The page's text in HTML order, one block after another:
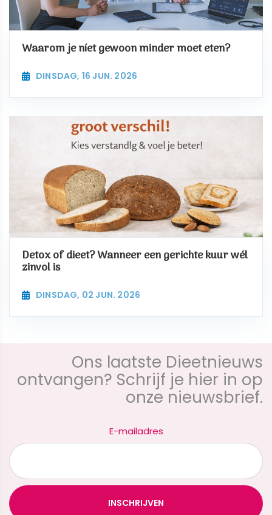
Waarom je níet gewoon minder moet eten?
DINSDAG, 16 JUN. 2026
Detox of dieet? Wanneer een gerichte kuur wél
zinvol is
DINSDAG, 02 JUN. 2026
Ons laatste Dieetnieuws
ontvangen? Schrijf je hier in op
onze nieuwsbrief.
E-mailadres